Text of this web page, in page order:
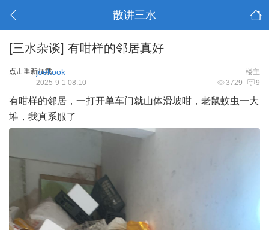
散讲三水
[三水杂谈] 有咁样的邻居真好
点击重新加载 楼主
joekook
3729 9
2025-9-1 08:10
有咁样的邻居，一打开单车门就山体滑坡咁，老鼠蚊虫一大
堆，我真系服了